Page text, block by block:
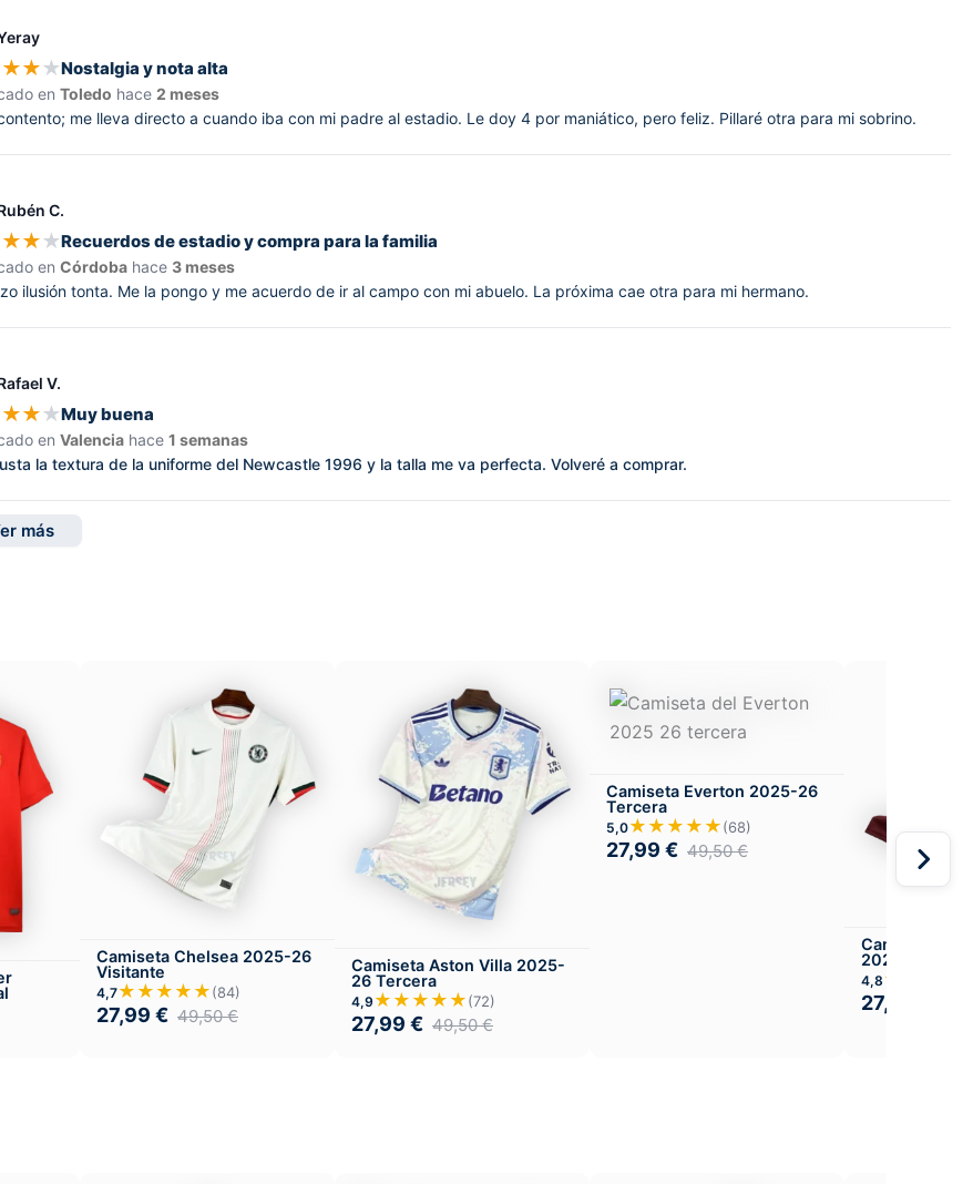
★★★Nostalgia y nota alta
enToledo hace2 meses
me lleva directo a cuando iba con mi padre al estadio. Le doy 4 por maniático, pero feliz. Pillaré otra para mi sobrino.
C.
★★★Recuerdos de estadio y compra para la familia
enCórdoba hace 3 meses
ilusión tonta. Me la pongo y me acuerdo de ir al campo con mi abuelo. La próxima cae otra para mi hermano.
V.
★★★Muy buena
enValencia hace1 semanas
la textura de la uniforme del Newcastle 1996 y la talla me va perfecta. Volveré a comprar.
más
Camiseta Chelsea 2025-26
Visitante
4,7★★★★★(84)
27,99 € 49,50€
Camiseta Aston Villa 2025-
26 Tercera
4,9 ★★★★★(72)
27,99 € 49,50€
Camiseta Everton 2025-26
Tercera
5,0★★★★★(68)
27,99 € 49,50€
Camiseta
2024-25
4,8
27,99